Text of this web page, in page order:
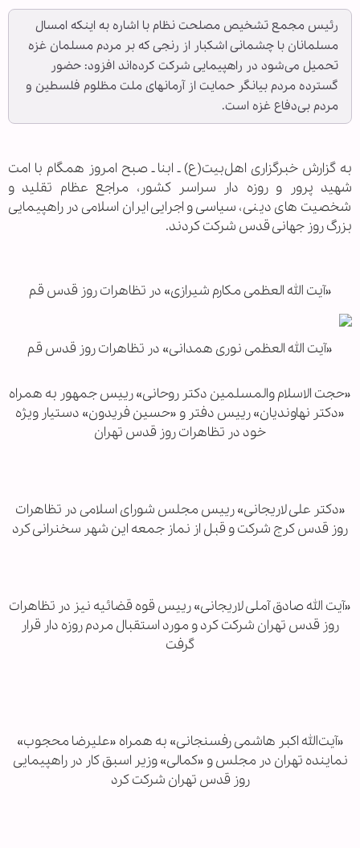
رئیس مجمع تشخیص مصلحت نظام با اشاره به اینکه امسال
مسلمانان با چشمانی اشکبار از رنجی که بر مردم مسلمان غزه
تحمیل می‌شود در راهپیمایی شرکت کرده‌اند افزود: حضور
گسترده مردم بیانگر حمایت از آرمانهای ملت مظلوم فلسطین و
مردم بی‌دفاع غزه است.
به گزارش خبرگزاری اهل‌بیت(ع) ـ ابنا ـ صبح امروز همگام با امت
شهید پرور و روزه دار سراسر کشور، مراجع عظام تقلید و
شخصیت های دینی، سیاسی و اجرایی ایران اسلامی در راهپیمایی
بزرگ روز جهانی قدس شرکت کردند.
«آیت الله العظمی مکارم شیرازی» در تظاهرات روز قدس قم
«آیت الله العظمی نوری همدانی» در تظاهرات روز قدس قم
«حجت الاسلام والمسلمین دکتر روحانی» رییس جمهور به همراه
«دکتر نهاوندیان» رییس دفتر و «حسین فریدون» دستیار ویژه
خود در تظاهرات روز قدس تهران
«دکتر علی لاریجانی» رییس مجلس شورای اسلامی در تظاهرات
روز قدس کرج شرکت و قبل از نماز جمعه این شهر سخنرانی کرد
«آیت الله صادق آملی لاریجانی» رییس قوه قضائیه نیز در تظاهرات
روز قدس تهران شرکت کرد و مورد استقبال مردم روزه دار قرار
گرفت
«آیت‌الله اکبر هاشمی رفسنجانی» به همراه «علیرضا محجوب»
نماینده تهران در مجلس و «کمالی» وزیر اسبق کار در راهپیمایی
روز قدس تهران شرکت کرد